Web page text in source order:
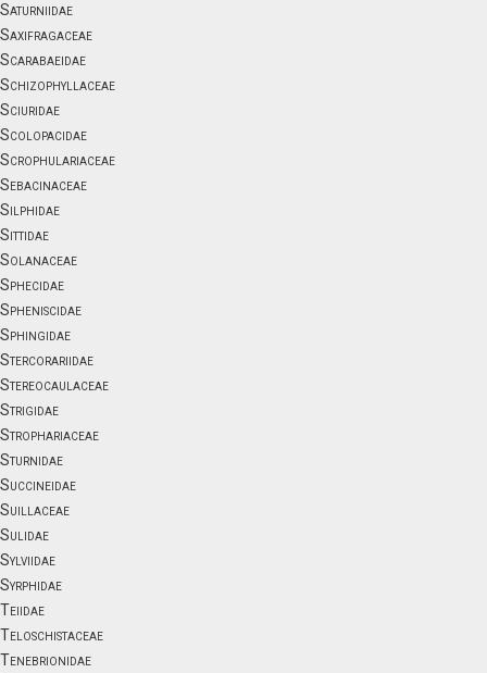
Saturniidae
Saxifragaceae
Scarabaeidae
Schizophyllaceae
Sciuridae
Scolopacidae
Scrophulariaceae
Sebacinaceae
Silphidae
Sittidae
Solanaceae
Sphecidae
Spheniscidae
Sphingidae
Stercorariidae
Stereocaulaceae
Strigidae
Strophariaceae
Sturnidae
Succineidae
Suillaceae
Sulidae
Sylviidae
Syrphidae
Teiidae
Teloschistaceae
Tenebrionidae